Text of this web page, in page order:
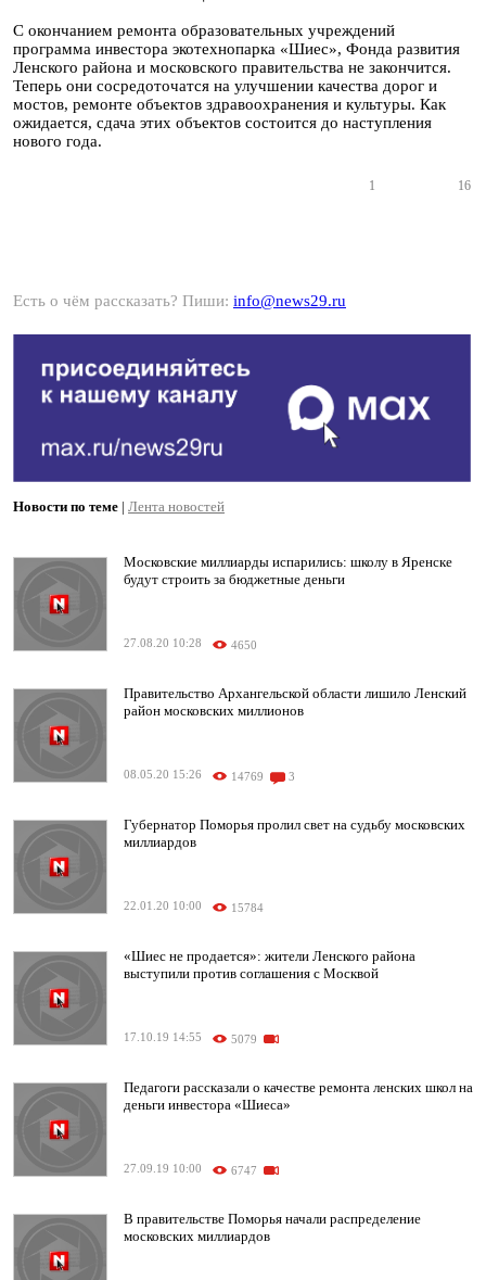
С окончанием ремонта образовательных учреждений
программа инвестора экотехнопарка «Шиес», Фонда развития
Ленского района и московского правительства не закончится.
Теперь они сосредоточатся на улучшении качества дорог и
мостов, ремонте объектов здравоохранения и культуры. Как
ожидается, сдача этих объектов состоится до наступления
нового года.
1 16
Есть о чём рассказать? Пиши: info@news29.ru
Новости по теме | Лента новостей
Московские миллиарды испарились: школу в Яренске
будут строить за бюджетные деньги
27.08.20 10:28 4650
Правительство Архангельской области лишило Ленский
район московских миллионов
08.05.20 15:26 14769 3
Губернатор Поморья пролил свет на судьбу московских
миллиардов
22.01.20 10:00 15784
«Шиес не продается»: жители Ленского района
выступили против соглашения с Москвой
17.10.19 14:55 5079
Педагоги рассказали о качестве ремонта ленских школ на
деньги инвестора «Шиеса»
27.09.19 10:00 6747
В правительстве Поморья начали распределение
московских миллиардов